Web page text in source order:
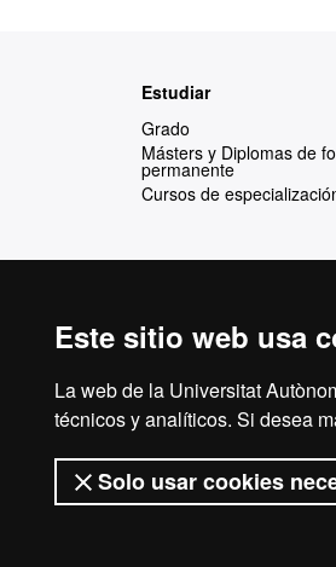
Este sitio web usa
La web de la Universitat
técnicos y analíticos. Si desea
Solo usar cookies
Estudiar
Grado
Másters y Diplomas de
permanente
Cursos de
Reconocimiento